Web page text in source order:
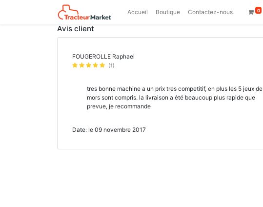
Accueil Boutique Contactez-nous 0
Avis client
FOUGEROLLE Raphael
(1)
tres bonne machine a un prix tres competitif, en plus les 5 jeux de
mors sont compris. la livraison a été beaucoup plus rapide que
prevue, je recommande
Date: le 09 novembre 2017